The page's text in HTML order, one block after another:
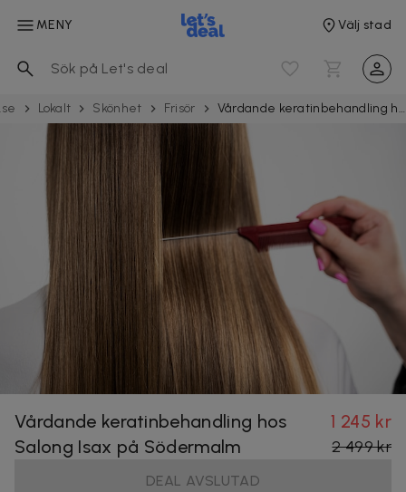
MENY Välj stad
Lokalt Skönhet Frisör Vårdande keratinbehandling hos Salong Isax på Södermalm
Vårdande keratinbehandling hos
Salong Isax på Södermalm
1 245 kr
2 499 kr
DEAL AVSLUTAD